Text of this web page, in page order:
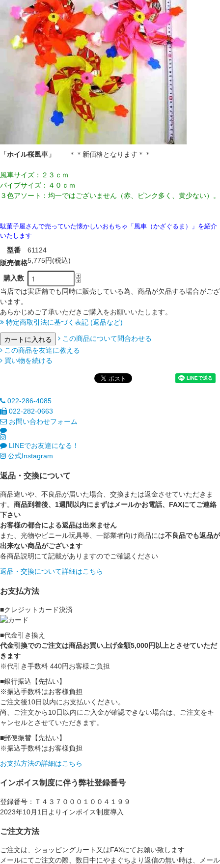
「ホイル桜風車」 ＊＊新価格となります＊＊
風車サイズ：２３ｃｍ
パイプサイズ：４０ｃｍ
３色アソート：均一ではございません（赤、ピンク多く、黄少ない）。
駄菓子屋さんで売っていた懐かしいおもちゃ「風車（かざぐるま）」を紹介
いたします
型番
61124
販売価格5,775円(税込)
購入数
当店では実店舗でも同時に販売している為、商品が欠品する場合がござ
います。
あらかじめご了承いただきご購入をお願いいたします。
特定商取引法に基づく表記 (返品など)
この商品について問合わせる
この商品を友達に教える
買い物を続ける
022-286-4085
022-282-0663
お問い合わせフォーム
LINEでお友達になる！
公式Instagram
返品・交換について
商品違いや、不良品が届いた場合、交換または返金させていただきま
す。 商品到着後、1週間以内にまずはメールかお電話、FAXにてご連絡
下さい
お客様の都合による返品は出来ません
また、光物やビニール玩具等、一部業者向け商品には不良品でも返品が
出来ない商品がございます
各商品説明にて記載がありますのでご確認ください
返品・交換について詳細はこちら
お支払方法
■クレジットカード決済
■代金引き換え
代金引換でのご注文は商品お買い上げ金額5,000円以上とさせていただ
きます
※代引き手数料 440円お客様ご負担
■銀行振込【先払い】
※振込手数料はお客様負担
ご注文後10日以内にお支払いください。
尚、ご注文から10日以内にご入金が確認できない場合は、ご注文をキ
ャンセルとさせていただきます。
■郵便振替【先払い】
※振込手数料はお客様負担
お支払方法の詳細はこちら
インボイス制度に伴う弊社登録番号
登録番号：Ｔ４３７０００１００４１９９
2023年10月1日よりインボイス制度導入
ご注文方法
ご注文は、ショッピングカート又はFAXにてお願い致します
メールにてご注文の際、数日中にやまぐちより返信の無い時は、メール